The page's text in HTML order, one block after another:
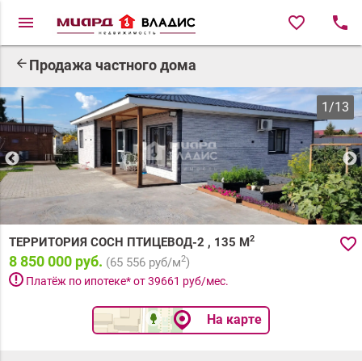
menu favorite_border local_phone
arrow_back Продажа частного дома
1/13
favorite_border
ТЕРРИТОРИЯ СОСН ПТИЦЕВОД-2 , 135 М2
8 850 000 руб. (65 556руб/м2)
priority_highПлатёж по ипотеке* от39661 руб/мес.
На карте